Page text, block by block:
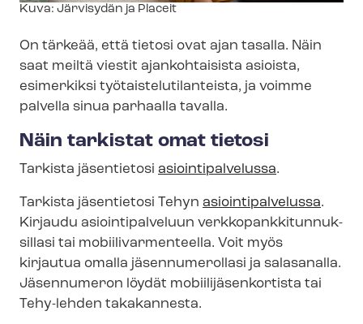
Kuvateksti
Kuva: Järvisydän ja Placeit
On tärkeää, että tietosi ovat ajan tasalla. Näin
saat meiltä viestit ajankohtaisista asioista,
esimerkiksi työ­tais­te­lu­ti­lan­teis­ta, ja voimme
palvella sinua parhaalla tavalla.
Näin tarkistat omat tietosi
Tarkista jäsentietosi asioin­ti­pal­ve­lus­sa.
Tarkista jäsentietosi Tehyn asioin­ti­pal­ve­lus­sa.
Kirjaudu asiointipalveluun verk­ko­pank­ki­tun­nuk­
sil­la­si tai mo­bii­li­var­men­teel­la. Voit myös
kirjautua omalla jäsennumerollasi ja salasanalla.
Jäsennumeron löydät mo­bii­li­jä­sen­kor­tis­ta tai
Tehy-lehden takakannesta.